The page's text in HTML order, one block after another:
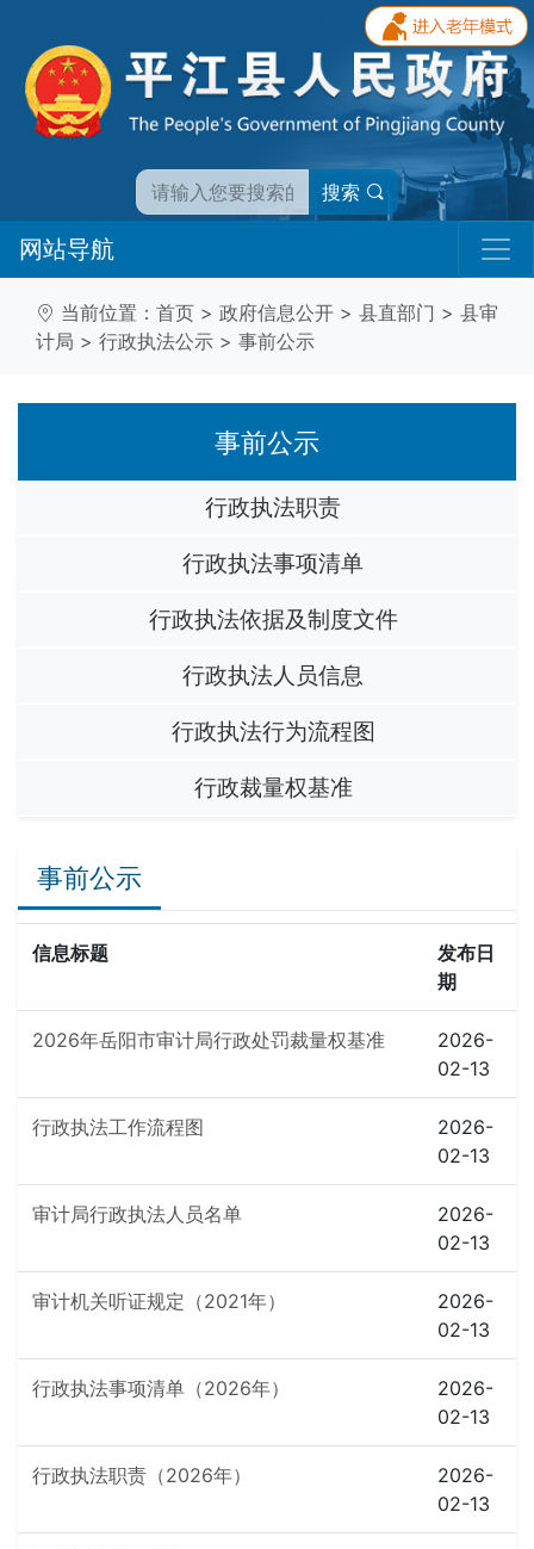
搜索
网站导航
当前位置： 首页 > 政府信息公开 > 县直部门 > 县审
计局 > 行政执法公示 > 事前公示
事前公示
行政执法职责
行政执法事项清单
行政执法依据及制度文件
行政执法人员信息
行政执法行为流程图
行政裁量权基准
事前公示
信息标题
发布日
期
2026年岳阳市审计局行政处罚裁量权基准
2026-
02-13
行政执法工作流程图
2026-
02-13
审计局行政执法人员名单
2026-
02-13
审计机关听证规定（2021年）
2026-
02-13
行政执法事项清单（2026年）
2026-
02-13
行政执法职责（2026年）
2026-
02-13